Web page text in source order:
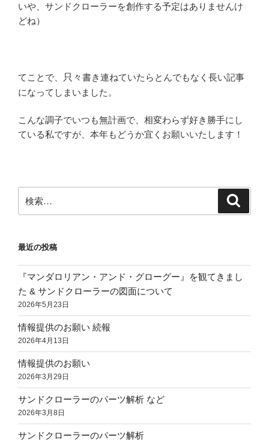
いや、サンドクローラーを創作する予定はありませんけ
どね）
てことで、 只々書き連ねていたらとんでもなく長い記事
になってしまいました。
こんな調子でいつも無計画で、相変わらず好き勝手にし
ている私ですが、本年もどうか宜くお願いいたします！
索:
最近の投稿
『マンダロリアン・アンド・グローグー』を観てきまし
た & サンドクローラーの図面について
2026年5月23日
情報提供のお願い 続報
2026年4月13日
情報提供のお願い
2026年3月29日
サンドクローラーのパーツ解析 など
2026年3月8日
サンドクローラーのパーツ解析